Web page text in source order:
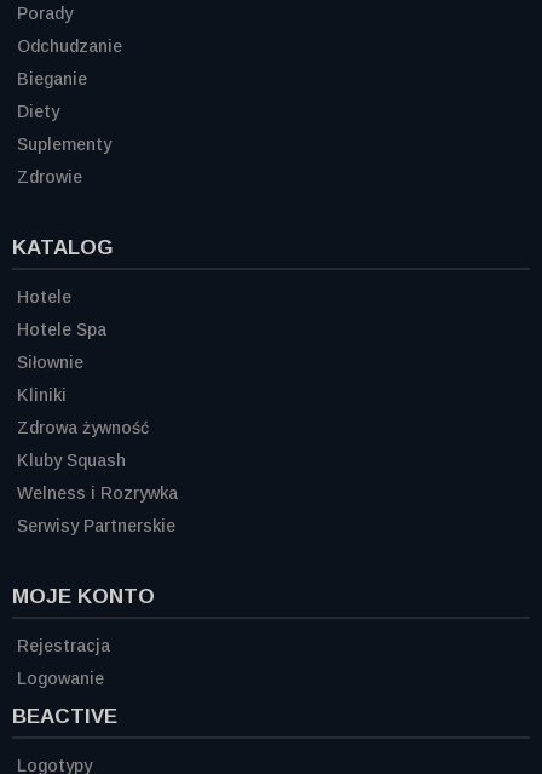
Porady
Odchudzanie
Bieganie
Diety
Suplementy
Zdrowie
KATALOG
Hotele
Hotele Spa
Siłownie
Kliniki
Zdrowa żywność
Kluby Squash
Welness i Rozrywka
Serwisy Partnerskie
MOJE KONTO
Rejestracja
Logowanie
BEACTIVE
Logotypy